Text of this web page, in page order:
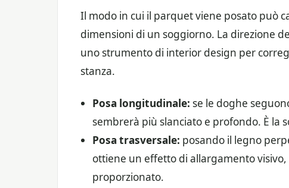
Il modo in cui il parquet viene posato può
dimensioni di un soggiorno. La direzione
uno strumento di interior design per
stanza.
Posa longitudinale: se le doghe
sembrerà più slanciato e profondo. È la
Posa trasversale: posando il legno
ottiene un effetto di allargamento
proporzionato.